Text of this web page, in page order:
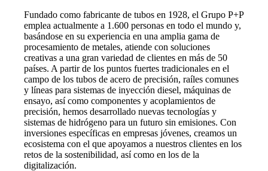
Fundado como fabricante de tubos en 1928, el Grupo P+P
emplea actualmente a 1.600 personas en todo el mundo y,
basándose en su experiencia en una amplia gama de
procesamiento de metales, atiende con soluciones
creativas a una gran variedad de clientes en más de 50
países. A partir de los puntos fuertes tradicionales en el
campo de los tubos de acero de precisión, raíles comunes
y líneas para sistemas de inyección diesel, máquinas de
ensayo, así como componentes y acoplamientos de
precisión, hemos desarrollado nuevas tecnologías y
sistemas de hidrógeno para un futuro sin emisiones. Con
inversiones específicas en empresas jóvenes, creamos un
ecosistema con el que apoyamos a nuestros clientes en los
retos de la sostenibilidad, así como en los de la
digitalización.